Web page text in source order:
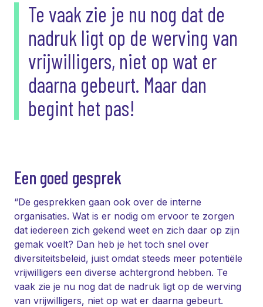
Te vaak zie je nu nog dat de
nadruk ligt op de werving van
vrijwilligers, niet op wat er
daarna gebeurt. Maar dan
begint het pas!
Een goed gesprek
“De gesprekken gaan ook over de interne
organisaties. Wat is er nodig om ervoor te zorgen
dat iedereen zich gekend weet en zich daar op zijn
gemak voelt? Dan heb je het toch snel over
diversiteitsbeleid, juist omdat steeds meer potentiële
vrijwilligers een diverse achtergrond hebben. Te
vaak zie je nu nog dat de nadruk ligt op de werving
van vrijwilligers, niet op wat er daarna gebeurt.